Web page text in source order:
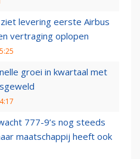
levering eerste Airbus
vertraging oplopen
groei in kwartaal met
777-9’s nog steeds
maatschappij heeft ook